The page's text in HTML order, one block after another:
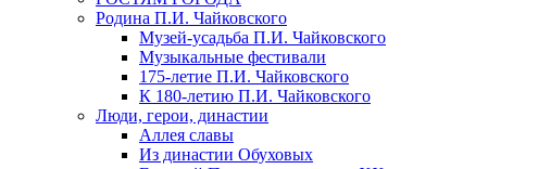
Родина П.И. Чайковского
Музей-усадьба П.И. Чайковского
Музыкальные фестивали
175-летие П.И. Чайковского
К 180-летию П.И. Чайковского
Люди, герои, династии
Аллея славы
Из династии Обуховых